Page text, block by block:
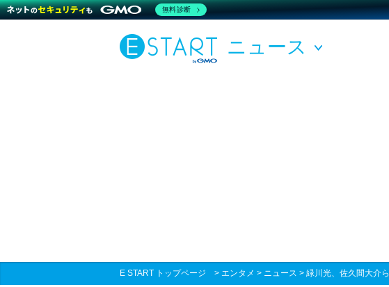
ニュース
E START トップページ > エンタメ > ニュース > 緑川光、佐久間大介
無料診断